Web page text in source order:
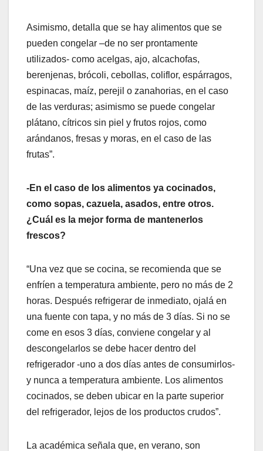
Asimismo, detalla que se hay alimentos que se
pueden congelar –de no ser prontamente
utilizados- como acelgas, ajo, alcachofas,
berenjenas, brócoli, cebollas, coliflor, espárragos,
espinacas, maíz, perejil o zanahorias, en el caso
de las verduras; asimismo se puede congelar
plátano, cítricos sin piel y frutos rojos, como
arándanos, fresas y moras, en el caso de las
frutas”.
-En el caso de los alimentos ya cocinados,
como sopas, cazuela, asados, entre otros.
¿Cuál es la mejor forma de mantenerlos
frescos?
“Una vez que se cocina, se recomienda que se
enfríen a temperatura ambiente, pero no más de 2
horas. Después refrigerar de inmediato, ojalá en
una fuente con tapa, y no más de 3 días. Si no se
come en esos 3 días, conviene congelar y al
descongelarlos se debe hacer dentro del
refrigerador -uno a dos días antes de consumirlos-
y nunca a temperatura ambiente. Los alimentos
cocinados, se deben ubicar en la parte superior
del refrigerador, lejos de los productos crudos”.
La académica señala que, en verano, son